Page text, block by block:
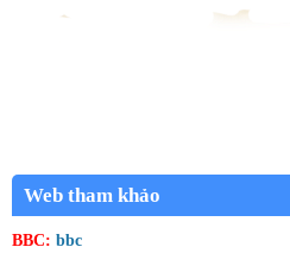
Web tham khảo
BBC: bbc